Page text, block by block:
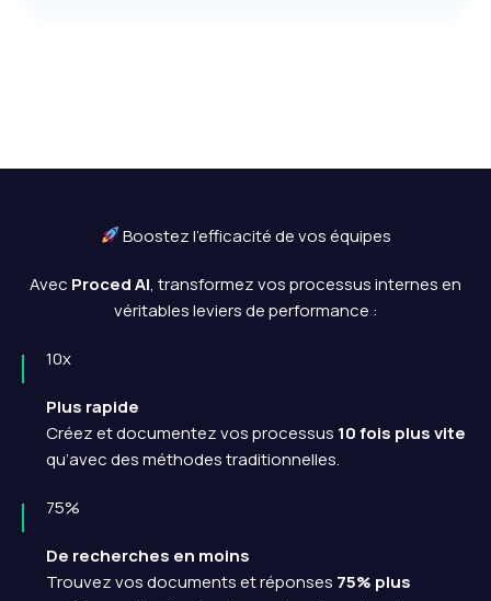
Boostez l’efficacité de vos équipes
Avec Proced AI, transformez vos processus internes en
véritables leviers de performance :
10x
Plus rapide
Créez et documentez vos processus 10 fois plus vite
qu’avec des méthodes traditionnelles.
75%
De recherches en moins
Trouvez vos documents et réponses 75% plus